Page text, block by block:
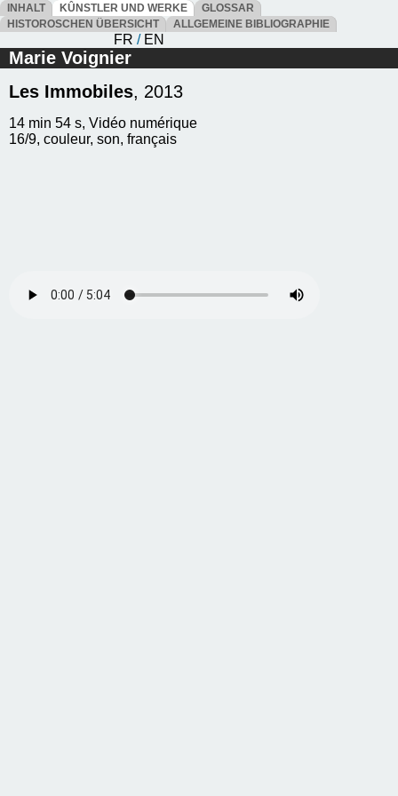
INHALT KÛNSTLER UND WERKE
GLOSSAR
HISTOROSCHEN ÜBERSICHT
ALLGEMEINE BIBLIOGRAPHIE
FR / EN
Marie Voignier